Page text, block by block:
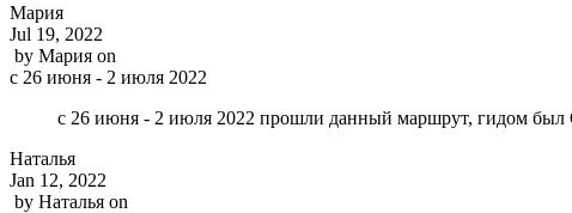
Мария
Jul 19, 2022
by Мария on
с 26 июня - 2 июля 2022
с 26 июня - 2 июля 2022 прошли данный маршрут, гидом был
Наталья
Jan 12, 2022
by Наталья on